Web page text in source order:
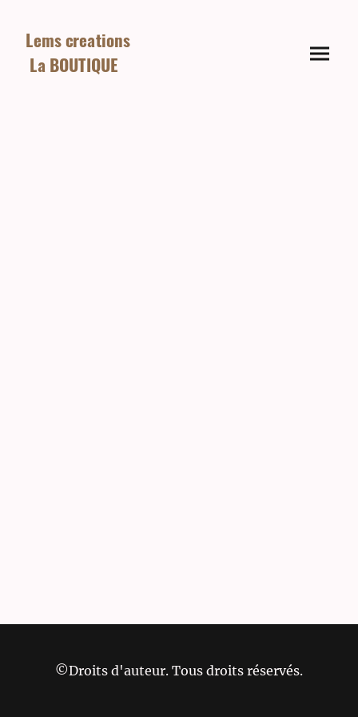
Lems creations
La BOUTIQUE
©Droits d'auteur. Tous droits réservés.